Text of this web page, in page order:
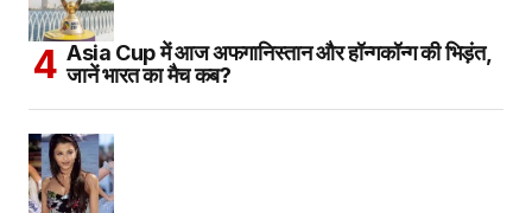
Asia Cup में आज अफगानिस्तान और हॉन्गकॉन्ग की भिड़ंत,
जानें भारत का मैच कब?